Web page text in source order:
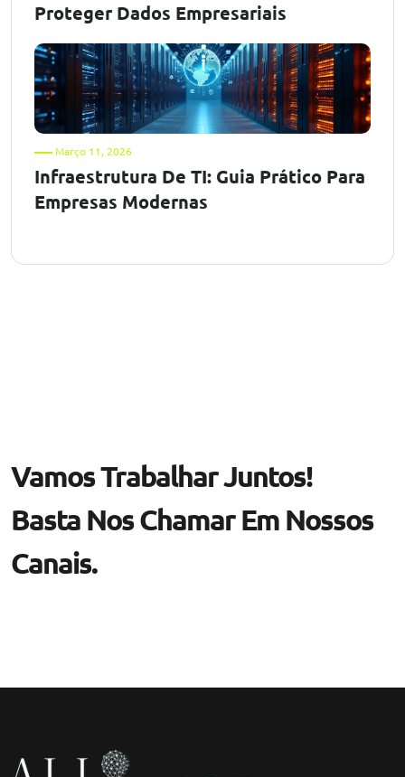
Proteger Dados Empresariais
Março 11, 2026
Infraestrutura De TI: Guia Prático Para
Empresas Modernas
Vamos Trabalhar Juntos!
Basta Nos Chamar Em Nossos
Canais.